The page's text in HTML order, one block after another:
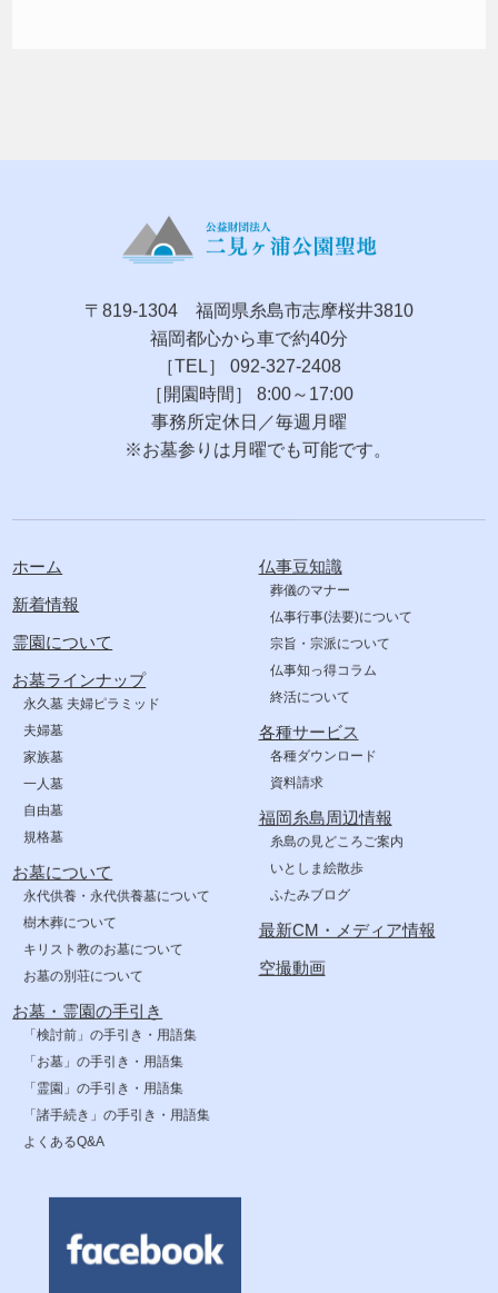
〒819-1304 福岡県糸島市志摩桜井3810
福岡都心から車で約40分
［TEL］ 092-327-2408
［開園時間］ 8:00～17:00
事務所定休日／毎週月曜
※お墓参りは月曜でも可能です。
ホーム
新着情報
霊園について
お墓ラインナップ
永久墓 夫婦ピラミッド
夫婦墓
家族墓
一人墓
自由墓
規格墓
お墓について
永代供養・永代供養墓について
樹木葬について
キリスト教のお墓について
お墓の別荘について
お墓・霊園の手引き
「検討前」の手引き・用語集
「お墓」の手引き・用語集
「霊園」の手引き・用語集
「諸手続き」の手引き・用語集
よくあるQ&A
仏事豆知識
葬儀のマナー
仏事行事(法要)について
宗旨・宗派について
仏事知っ得コラム
終活について
各種サービス
各種ダウンロード
資料請求
福岡糸島周辺情報
糸島の見どころご案内
いとしま絵散歩
ふたみブログ
最新CM・メディア情報
空撮動画